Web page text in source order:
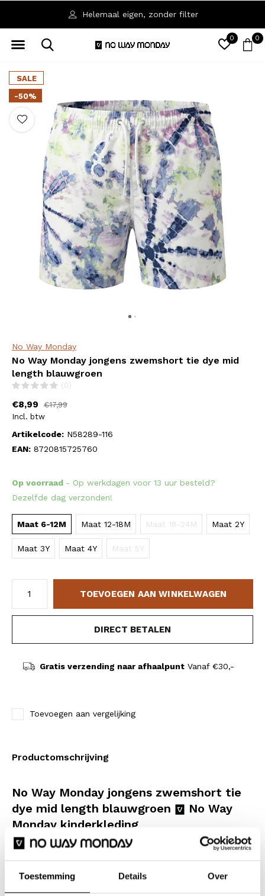
Toestemming Details Over
0 0
Helemaal eigen, zonder filter
SALE
-50%
No Way Monday
No Way Monday jongens zwemshort tie dye mid
length blauwgroen
(0)
€8,99
€17,99
Incl. btw
Artikelcode: N58289-116
EAN: 8720815725760
Op voorraad - Op werkdagen voor 13 uur besteld?
Dezelfde dag verzonden!
Maat 6-12M Maat 12-18M Maat 18-24M Maat 2Y
Maat 3Y Maat 4Y Maat 5Y
TOEVOEGEN AAN WINKELWAGEN
DIRECT BETALEN
Gratis verzending naar afhaalpuntVanaf €30,-
Toevoegen aan vergelijking
Productomschrijving
No Way Monday jongens zwemshort tie
dye mid length blauwgroen
No Way
Monday kinderkleding
Beleef de ultieme zomer met deze No Way Monday
frisse mix van blauw- en groentinten zorgt voor een